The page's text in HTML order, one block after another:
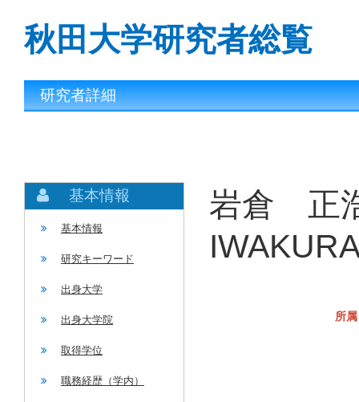
秋田大学研究者総覧
研究者詳細
基本情報
基本情報
研究キーワード
出身大学
出身大学院
取得学位
職務経歴（学内）
岩倉 正
所属